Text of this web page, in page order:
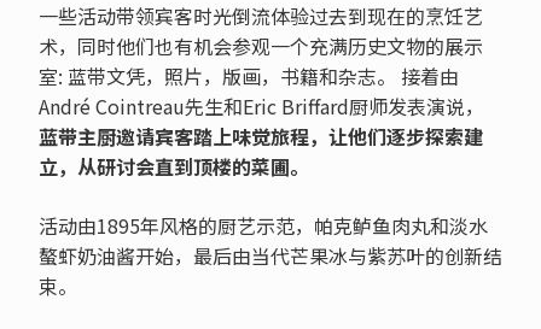
一些活动带领宾客时光倒流体验过去到现在的烹饪艺
术，同时他们也有机会参观一个充满历史文物的展示
室: 蓝带文凭，照片，版画，书籍和杂志。 接着由
André Cointreau先生和Eric Briffard厨师发表演说，
蓝带主厨邀请宾客踏上味觉旅程，让他们逐步探索建
立，从研讨会直到顶楼的菜圃。
活动由1895年风格的厨艺示范，帕克鲈鱼肉丸和淡水
螯虾奶油酱开始，最后由当代芒果冰与紫苏叶的创新结
束。